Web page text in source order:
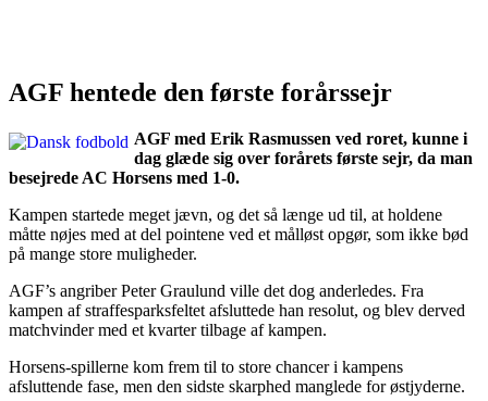
AGF hentede den første forårssejr
AGF med Erik Rasmussen ved roret, kunne i
dag glæde sig over forårets første sejr, da man
besejrede AC Horsens med 1-0.
Kampen startede meget jævn, og det så længe ud til, at holdene
måtte nøjes med at del pointene ved et målløst opgør, som ikke bød
på mange store muligheder.
AGF’s angriber Peter Graulund ville det dog anderledes. Fra
kampen af straffesparksfeltet afsluttede han resolut, og blev derved
matchvinder med et kvarter tilbage af kampen.
Horsens-spillerne kom frem til to store chancer i kampens
afsluttende fase, men den sidste skarphed manglede for østjyderne.